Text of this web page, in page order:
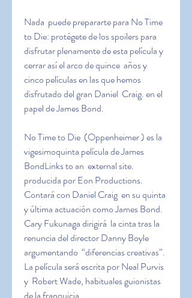
Nada  puede prepararte para No Time
to Die: protégete de los spoilers para
disfrutar plenamente de esta película y
cerrar así el arco de quince  años y
cinco películas en las que hemos
disfrutado del gran Daniel  Craig. en el
papel de James Bond.
No Time to Die  (Oppenheimer ) es la
vigesimoquinta película de James
BondLinks to an  external site.
producida por Eon Productions.
Contará con Daniel Craig  en su quinta
y última actuación como James Bond.
Cary Fukunaga dirigirá  la cinta tras la
renuncia del director Danny Boyle
argumentando  “diferencias creativas”.
La película será escrita por Neal Purvis
y  Robert Wade, habituales guionistas